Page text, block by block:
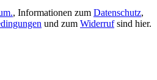
, Informationen zum Datenschutz,
und zum Widerrufsind hier.